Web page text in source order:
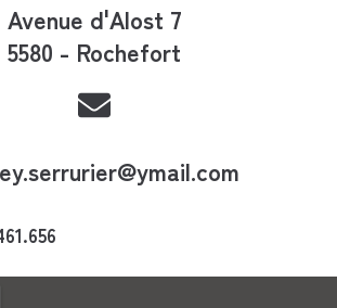
Avenue d'Alost 7
5580 - Rochefort